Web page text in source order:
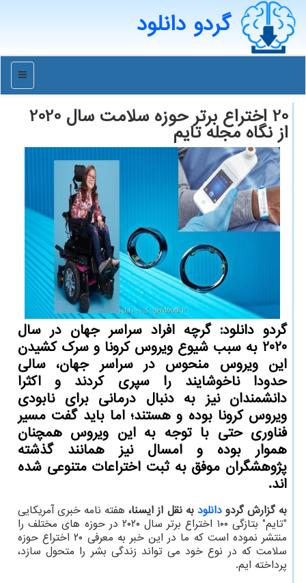
گردو دانلود
منو
20 اختراع برتر حوزه سلامت سال 2020
از نگاه مجله تایم
گردو دانلود: گرچه افراد سراسر جهان در سال
2020 به سبب شیوع ویروس کرونا و سرک کشیدن
این ویروس منحوس در سراسر جهان، سالی
حدودا ناخوشایند را سپری کردند و اکثرا
دانشمندان نیز به دنبال درمانی برای نابودی
ویروس کرونا بوده و هستند؛ اما باید گفت مسیر
فناوری حتی با توجه به این ویروس همچنان
هموار بوده و امسال نیز همانند گذشته
پژوهشگران موفق به ثبت اختراعات متنوعی شده
اند.
به گزارش گردودانلود به نقل از ایسنا، هفته نامه خبری آمریکایی
"تایم" بتازگی ۱۰۰ اختراع برتر سال ۲۰۲۰ در حوزه های مختلف را
منتشر نموده است که ما در این خبر به معرفی ۲۰ اختراع حوزه
سلامت که در نوع خود می تواند زندگی بشر را متحول سازد،
پرداخته ایم.